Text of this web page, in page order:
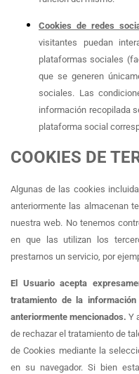
Cookies de redes
visitantes puedan
plataformas sociales
que se generen
sociales. Las
información recopilada
plataforma social
COOKIES DE
Algunas de las cookies
anteriormente las almacenan
nuestra web. No tenemos
en que las utilizan los
prestarnos un servicio, por
El Usuario acepta
tratamiento de la
anteriormente mencionados. Y
de rechazar el tratamiento de
de Cookies mediante la
en su navegador. Si bien